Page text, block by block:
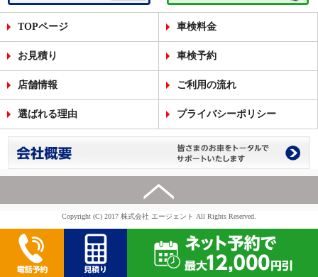
TOPページ 車検料金
お見積り 車検予約
店舗情報 ご利用の流れ
選ばれる理由 プライバシーポリシー
Copyright (C) 2017 株式会社 エージェント All Rights Reserved.